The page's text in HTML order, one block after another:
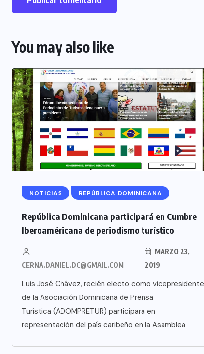
You may also like
NOTICIAS REPÚBLICA DOMINICANA
República Dominicana participará en Cumbre
Iberoaméricana de periodismo turístico
CERNA.DANIEL.DC@GMAIL.COM
MARZO 23,
2019
Luis José Chávez, recién electo como vicepresidente
de la Asociación Dominicana de Prensa
Turística (ADOMPRETUR) participara en
representación del país caribeño en la Asamblea